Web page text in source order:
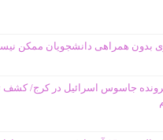
بدون همراهی دانشجویان ممکن
جاسوس اسرائیل در کرج/‌ کشف